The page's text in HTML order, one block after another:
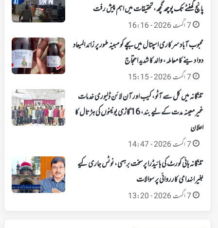
پانچ گھنٹے تک پوچھ گچھ، تحقیقات میں اہم پیش رفت
7 اگست 2026 - 16:16
محبوب آباد سرکاری اسپتال میں بچے کو مبینہ طور پر زائد المیعاد
دوا دینے کا معاملہ، والد کا شدید احتجاج
7 اگست 2026 - 15:15
تلنگانہ میں کل سے آٹو، کیب اور آن لائن ڈلیوری خدمات
غیر معینہ مدت کے لیے بند، 16 گاڑی یونینوں کی ہڑتال کا
اعلان
7 اگست 2026 - 14:47
تلنگانہ ہائی کورٹ کی ہائیڈرا پر سخت برہمی، نوٹس جاری کیے
بغیر انہدامی کارروائی پر سوالات
7 اگست 2026 - 13:20